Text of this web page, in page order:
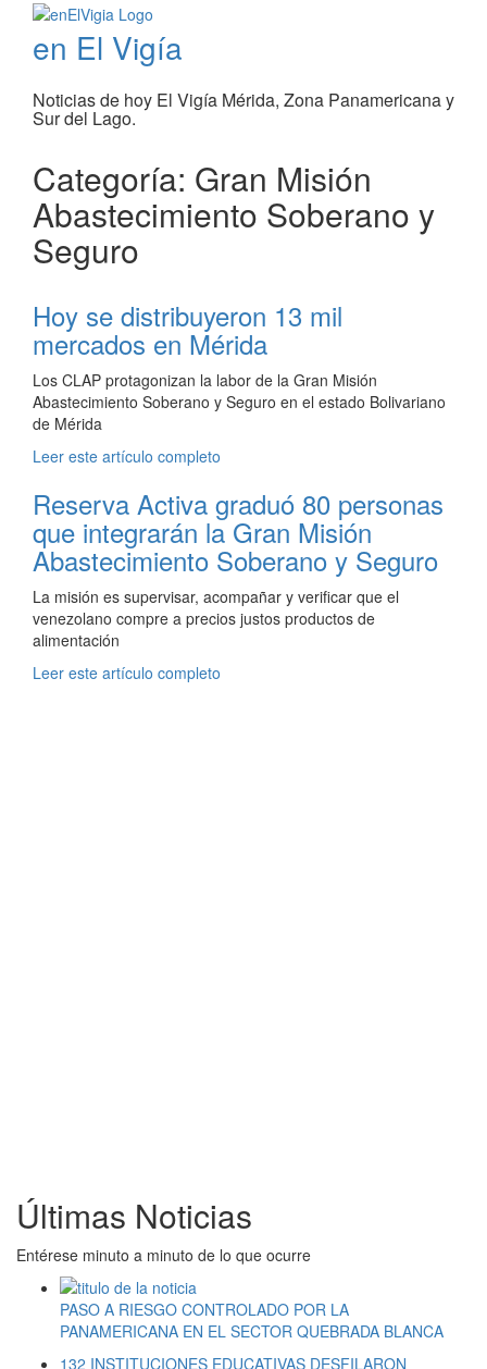
en El Vigía
Noticias de hoy El Vigía Mérida, Zona Panamericana y
Sur del Lago.
Categoría: Gran Misión
Abastecimiento Soberano y
Seguro
Hoy se distribuyeron 13 mil
mercados en Mérida
Los CLAP protagonizan la labor de la Gran Misión
Abastecimiento Soberano y Seguro en el estado Bolivariano
de Mérida
Leer este artículo completo
Reserva Activa graduó 80 personas
que integrarán la Gran Misión
Abastecimiento Soberano y Seguro
La misión es supervisar, acompañar y verificar que el
venezolano compre a precios justos productos de
alimentación
Leer este artículo completo
Últimas Noticias
Entérese minuto a minuto de lo que ocurre
PASO A RIESGO CONTROLADO POR LA
PANAMERICANA EN EL SECTOR QUEBRADA BLANCA
132 INSTITUCIONES EDUCATIVAS DESFILARON